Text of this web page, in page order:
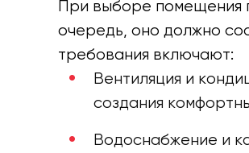
При выборе помещения
очередь, оно должно
требования включают:
Вентиляция и
создания
Водоснабжение и